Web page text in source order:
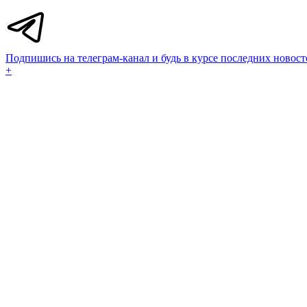
Подпишись на телеграм-канал и будь в курсе последних
+